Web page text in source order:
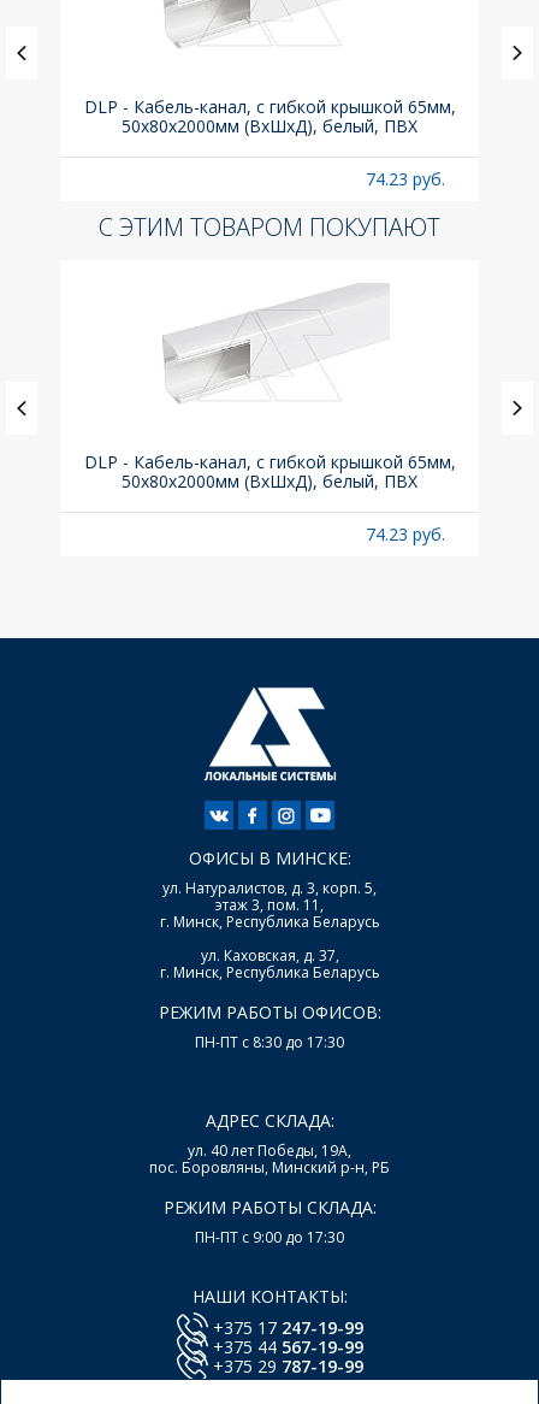
DLP - Кабель-канал, с гибкой крышкой 65мм,
50x80х2000мм (ВхШхД), белый, ПВХ
74.23 руб.
С ЭТИМ ТОВАРОМ ПОКУПАЮТ
DLP - Кабель-канал, с гибкой крышкой 65мм,
50x80х2000мм (ВхШхД), белый, ПВХ
74.23 руб.
ОФИСЫ В МИНСКЕ:
ул. Натуралистов, д. 3, корп. 5,
этаж 3, пом. 11,
г. Минск, Республика Беларусь
ул. Каховская, д. 37,
г. Минск, Республика Беларусь
РЕЖИМ РАБОТЫ ОФИСОВ:
ПН-ПТ с 8:30 до 17:30
АДРЕС СКЛАДА:
ул. 40 лет Победы, 19А,
пос. Боровляны, Минский р-н, РБ
РЕЖИМ РАБОТЫ СКЛАДА:
ПН-ПТ с 9:00 до 17:30
НАШИ КОНТАКТЫ:
+375 17 247-19-99
+375 44 567-19-99
+375 29 787-19-99